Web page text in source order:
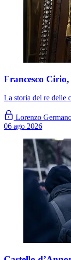
Francesco
La storia del re delle
Lorenzo
06 ago 2026